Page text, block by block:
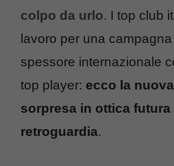
colpo da urlo. I top club
lavoro per una
spessore internazionale
top player: ecco la
sorpresa in ottica
retroguardia.